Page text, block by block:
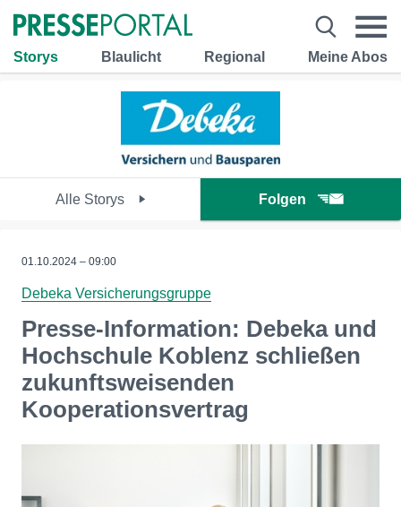
Storys Blaulicht Regional Meine Abos
Alle Storys Folgen
01.10.2024 – 09:00
Debeka Versicherungsgruppe
Presse-Information: Debeka und
Hochschule Koblenz schließen
zukunftsweisenden
Kooperationsvertrag